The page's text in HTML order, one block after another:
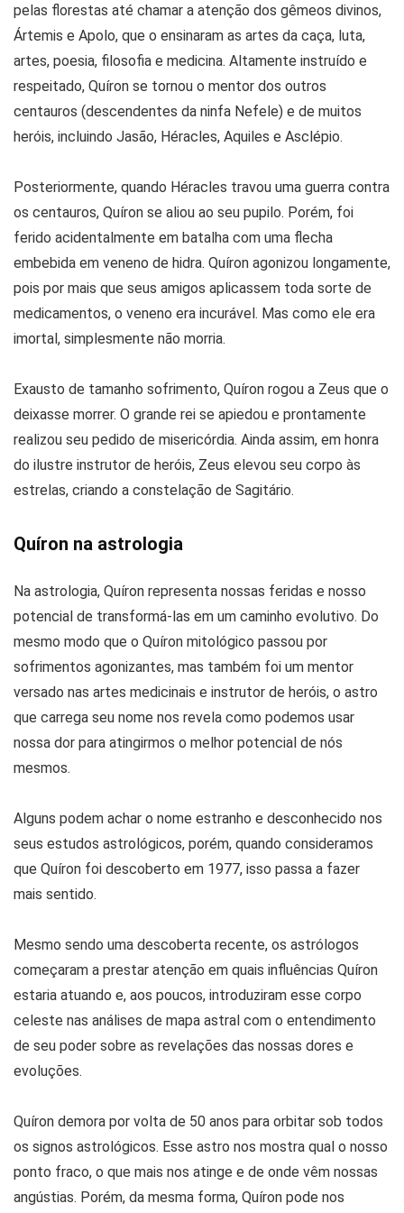
pelas florestas até chamar a atenção dos gêmeos divinos,
Ártemis e Apolo, que o ensinaram as artes da caça, luta,
artes, poesia, filosofia e medicina. Altamente instruído e
respeitado, Quíron se tornou o mentor dos outros
centauros (descendentes da ninfa Nefele) e de muitos
heróis, incluindo Jasão, Héracles, Aquiles e Asclépio.
Posteriormente, quando Héracles travou uma guerra contra
os centauros, Quíron se aliou ao seu pupilo. Porém, foi
ferido acidentalmente em batalha com uma flecha
embebida em veneno de hidra. Quíron agonizou longamente,
pois por mais que seus amigos aplicassem toda sorte de
medicamentos, o veneno era incurável. Mas como ele era
imortal, simplesmente não morria.
Exausto de tamanho sofrimento, Quíron rogou a Zeus que o
deixasse morrer. O grande rei se apiedou e prontamente
realizou seu pedido de misericórdia. Ainda assim, em honra
do ilustre instrutor de heróis, Zeus elevou seu corpo às
estrelas, criando a constelação de Sagitário.
Quíron na astrologia
Na astrologia, Quíron representa nossas feridas e nosso
potencial de transformá-las em um caminho evolutivo. Do
mesmo modo que o Quíron mitológico passou por
sofrimentos agonizantes, mas também foi um mentor
versado nas artes medicinais e instrutor de heróis, o astro
que carrega seu nome nos revela como podemos usar
nossa dor para atingirmos o melhor potencial de nós
mesmos.
Alguns podem achar o nome estranho e desconhecido nos
seus estudos astrológicos, porém, quando consideramos
que Quíron foi descoberto em 1977, isso passa a fazer
mais sentido.
Mesmo sendo uma descoberta recente, os astrólogos
começaram a prestar atenção em quais influências Quíron
estaria atuando e, aos poucos, introduziram esse corpo
celeste nas análises de mapa astral com o entendimento
de seu poder sobre as revelações das nossas dores e
evoluções.
Quíron demora por volta de 50 anos para orbitar sob todos
os signos astrológicos. Esse astro nos mostra qual o nosso
ponto fraco, o que mais nos atinge e de onde vêm nossas
angústias. Porém, da mesma forma, Quíron pode nos